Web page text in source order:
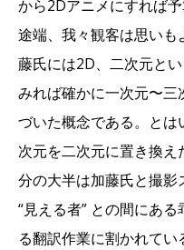
から2Dアニメにすれば
途端、我々観客は思い
藤氏には2D、二次元と
みれば確かに一次元〜
づいた概念である。とは
次元を二次元に置き換
分の大半は加藤氏と撮影
“見える者” との間にあ
る翻訳作業に割かれてい